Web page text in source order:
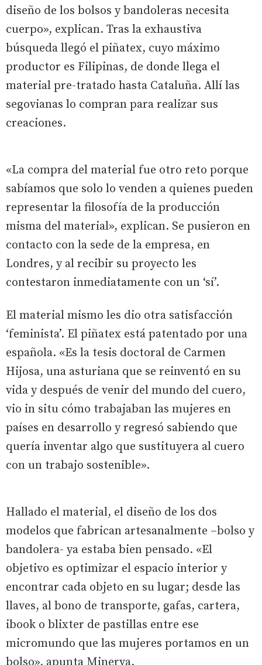
diseño de los bolsos y bandoleras necesita
cuerpo», explican. Tras la exhaustiva
búsqueda llegó el piñatex, cuyo máximo
productor es Filipinas, de donde llega el
material pre-tratado hasta Cataluña. Allí las
segovianas lo compran para realizar sus
creaciones.
«La compra del material fue otro reto porque
sabíamos que solo lo venden a quienes pueden
representar la filosofía de la producción
misma del material», explican. Se pusieron en
contacto con la sede de la empresa, en
Londres, y al recibir su proyecto les
contestaron inmediatamente con un ‘sí’.
El material mismo les dio otra satisfacción
‘feminista’. El piñatex está patentado por una
española. «Es la tesis doctoral de Carmen
Hijosa, una asturiana que se reinventó en su
vida y después de venir del mundo del cuero,
vio in situ cómo trabajaban las mujeres en
países en desarrollo y regresó sabiendo que
quería inventar algo que sustituyera al cuero
con un trabajo sostenible».
Hallado el material, el diseño de los dos
modelos que fabrican artesanalmente –bolso y
bandolera- ya estaba bien pensado. «El
objetivo es optimizar el espacio interior y
encontrar cada objeto en su lugar; desde las
llaves, al bono de transporte, gafas, cartera,
ibook o blixter de pastillas entre ese
micromundo que las mujeres portamos en un